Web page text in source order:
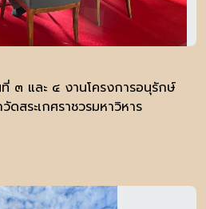
๓ และ ๔ งานโครงการอนุรักษ์
ดสระเกศราชวรมหาวิหาร